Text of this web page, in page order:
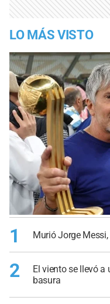
LO MÁS VISTO
1 Murió Jorge
2
El viento se llevó
basura